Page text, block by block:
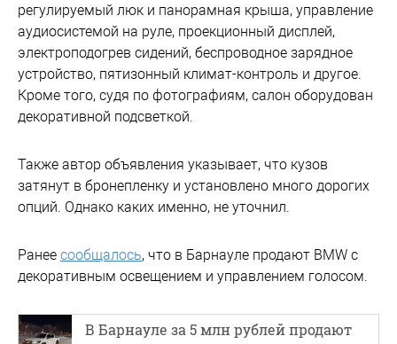
регулируемый люк и панорамная крыша, управление
аудиосистемой на руле, проекционный дисплей,
электроподогрев сидений, беспроводное зарядное
устройство, пятизонный климат-контроль и другое.
Кроме того, судя по фотографиям, салон оборудован
декоративной подсветкой.
Также автор объявления указывает, что кузов
затянут в бронепленку и установлено много дорогих
опций. Однако каких именно, не уточнил.
Ранее сообщалось, что в Барнауле продают BMW с
декоративным освещением и управлением голосом.
В Барнауле за 5 млн рублей продают